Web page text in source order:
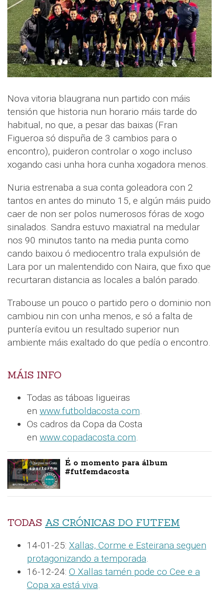
Nova vitoria blaugrana nun partido con máis
tensión que historia nun horario máis tarde do
habitual, no que, a pesar das baixas (Fran
Figueroa só dispuña de 3 cambios para o
encontro), puideron controlar o xogo incluso
xogando casi unha hora cunha xogadora menos.
Nuria estrenaba a sua conta goleadora con 2
tantos en antes do minuto 15, e algún máis puido
caer de non ser polos numerosos fóras de xogo
sinalados. Sandra estuvo maxiatral na medular
nos 90 minutos tanto na media punta como
cando baixou ó mediocentro trala expulsión de
Lara por un malentendido con Naira, que fixo que
recurtaran distancia as locales a balón parado.
Trabouse un pouco o partido pero o dominio non
cambiou nin con unha menos, e só a falta de
puntería evitou un resultado superior nun
ambiente máis exaltado do que pedía o encontro.
MÁIS INFO
Todas as táboas ligueiras
en www.futboldacosta.com.
Os cadros da Copa da Costa
en www.copadacosta.com.
É o momento para álbum
#futfemdacosta
TODAS AS CRÓNICAS DO FUTFEM
14-01-25: Xallas, Corme e Esteirana seguen
protagonizando a temporada
16-12-24: O Xallas tamén pode co Cee e a
Copa xa está viva